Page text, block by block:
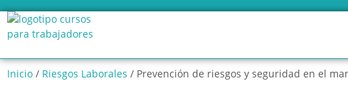
Inicio / Riesgos Laborales / Prevención de riesgos y seguridad en el